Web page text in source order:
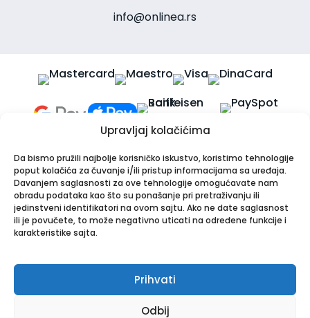
Upravljaj kolačićima
Da bismo pružili najbolje korisničko iskustvo, koristimo tehnologije
poput kolačića za čuvanje i/ili pristup informacijama sa uređaja.
Davanjem saglasnosti za ove tehnologije omogućavate nam
obradu podataka kao što su ponašanje pri pretraživanju ili
jedinstveni identifikatori na ovom sajtu. Ako ne date saglasnost
ili je povučete, to može negativno uticati na određene funkcije i
karakteristike sajta.
Prihvati
Odbij
info@onlinea.rs
Apotekarska ustanova Onlinea
Bulevar Patrijarha Pavla 8A, 21000 Novi Sad
www.onlinea.rs
Copyright © Onlinea. Sva prava zadržana